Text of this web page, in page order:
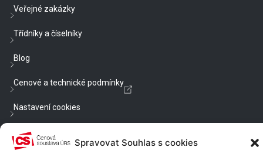
Spravovat Souhlas s cookies
Veřejné zakázky
Třídníky a číselníky
Blog
Cenové a technické podmínky
Nastavení cookies
Chcete být v obraze?